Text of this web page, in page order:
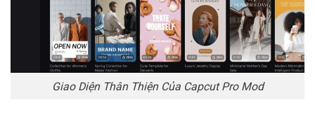
Giao Diện Thân Thiện Của Capcut Pro Mod